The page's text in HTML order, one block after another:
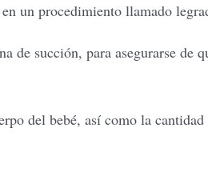
un procedimiento llamado
de succión, para asegurarse de
del bebé, así como la